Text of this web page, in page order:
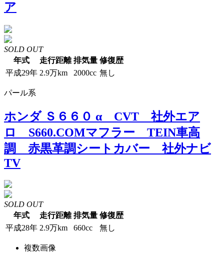
ア
SOLD OUT
年式
走行距離 排気量 修復歴
平成29年 2.9万km 2000cc 無し
パール系
ホンダ Ｓ６６０ α CVT 社外エア
ロ S660.COMマフラー TEIN車高
調 赤黒革調シートカバー 社外ナビ
TV
SOLD OUT
年式
走行距離 排気量 修復歴
平成28年 2.9万km 660cc 無し
複数画像